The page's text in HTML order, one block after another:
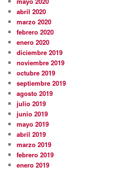
abril 2020
marzo 2020
febrero 2020
enero 2020
diciembre 2019
noviembre 2019
octubre 2019
septiembre 2019
agosto 2019
julio 2019
junio 2019
mayo 2019
abril 2019
marzo 2019
febrero 2019
enero 2019